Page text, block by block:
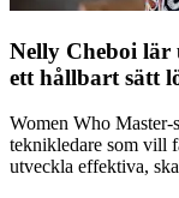
Nelly Cheboi lär
ett hållbart sätt
Women Who
teknikledare som vill
utveckla effektiva,